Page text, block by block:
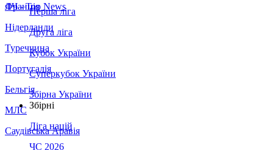
Франція
Нідерланди
Туреччина
Португалія
Бельгія
МЛС
Саудівська Аравія
ЛЧ - Top News
Перша ліга
Друга ліга
Кубок України
Суперкубок України
Збірна України
Збірні
Ліга націй
ЧС 2026